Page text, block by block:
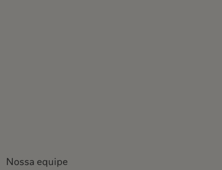
Nossa equipe